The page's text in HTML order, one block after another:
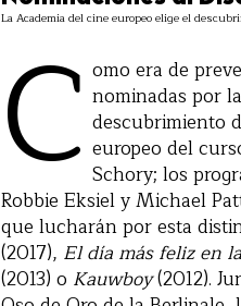
La Academia del cine europeo elige el
C omo era de
nominadas por
descubrimiento
europeo del
Schory; los
Robbie Eksiel y Michael
que lucharán por esta
(2017), El día más feliz en
(2013) o Kauwboy(2012).